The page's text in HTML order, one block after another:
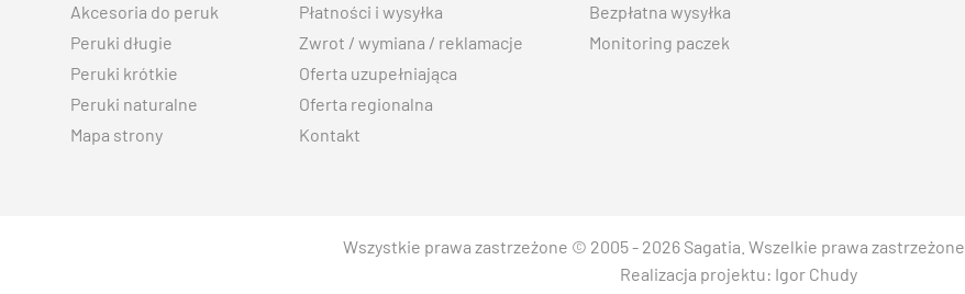
Akcesoria do peruk
Peruki długie
Peruki krótkie
Peruki naturalne
Mapa strony
Płatności i wysyłka
Zwrot / wymiana / reklamacje
Oferta uzupełniająca
Oferta regionalna
Kontakt
Bezpłatna wysyłka
Monitoring paczek
Wszystkie prawa zastrzeżone © 2005 - 2026 Sagatia. Wszelkie prawa zastrzeżone.
Realizacja projektu: Igor Chudy